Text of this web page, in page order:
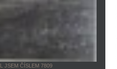
JSEM ČÍSLEM 7809